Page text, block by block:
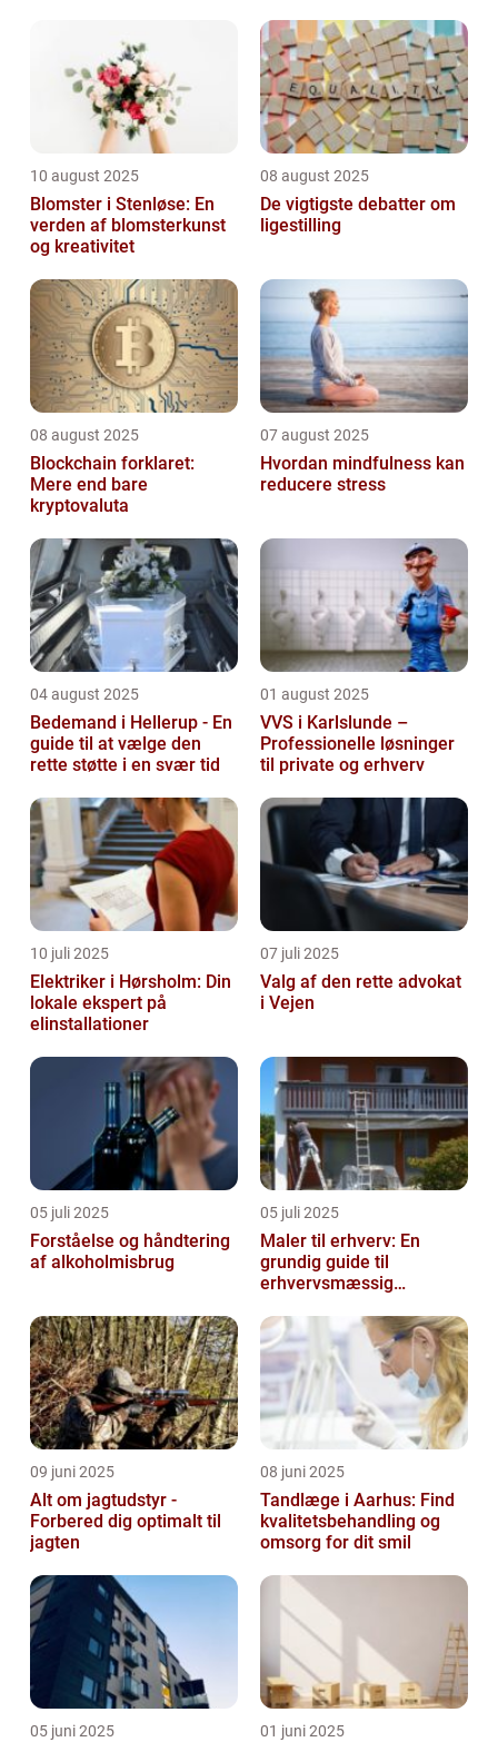
10 august 2025
Blomster i Stenløse: En
verden af blomsterkunst
og kreativitet
08 august 2025
De vigtigste debatter om
ligestilling
08 august 2025
Blockchain forklaret:
Mere end bare
kryptovaluta
07 august 2025
Hvordan mindfulness kan
reducere stress
04 august 2025
Bedemand i Hellerup - En
guide til at vælge den
rette støtte i en svær tid
01 august 2025
VVS i Karlslunde –
Professionelle løsninger
til private og erhverv
10 juli 2025
Elektriker i Hørsholm: Din
lokale ekspert på
elinstallationer
07 juli 2025
Valg af den rette advokat
i Vejen
05 juli 2025
Forståelse og håndtering
af alkoholmisbrug
05 juli 2025
Maler til erhverv: En
grundig guide til
erhvervsmæssig
09 juni 2025
Alt om jagtudstyr -
Forbered dig optimalt til
jagten
08 juni 2025
Tandlæge i Aarhus: Find
kvalitetsbehandling og
omsorg for dit smil
05 juni 2025 01 juni 2025